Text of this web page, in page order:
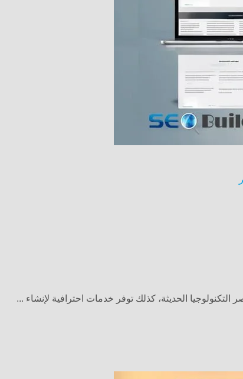
الحديثة، كذلك توفر خدمات احترافية لإنشاء ...